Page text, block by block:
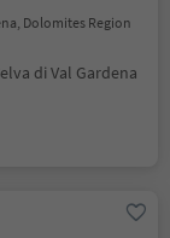
Dolomites Region
di Val Gardena